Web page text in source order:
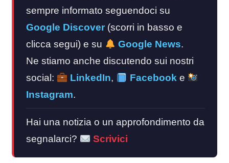
sempre informato seguendoci su
Google Discover (scorri in basso e
clicca segui) e su
Google News.
Ne stiamo anche discutendo sui nostri
social:
LinkedIn, Facebooke
Instagram.
Hai una notizia o un approfondimento da
segnalarci?
Scrivici